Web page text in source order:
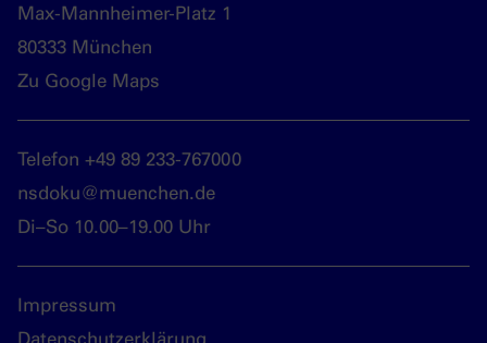
Max-Mannheimer-Platz 1
80333 München
Zu Google Maps
Telefon +49 89 233-767000
nsdoku@muenchen.de
Di–So 10.00–19.00 Uhr
Impressum
Datenschutzerklärung